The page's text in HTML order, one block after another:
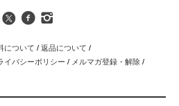
について / 返品について /
イバシーポリシー / メルマガ登録・解除 /